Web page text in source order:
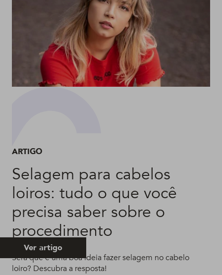
ARTIGO
Selagem para cabelos
loiros: tudo o que você
precisa saber sobre o
procedimento
Será que é uma boa ideia fazer selagem no cabelo
loiro? Descubra a resposta!
Ver artigo